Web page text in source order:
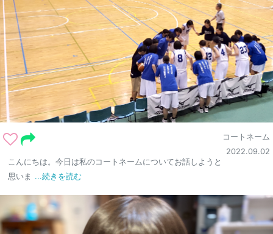
コートネーム
2022.09.02
こんにちは。今日は私のコートネームについてお話しようと
思いま ...続きを読む